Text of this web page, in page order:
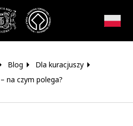
okno
Blog
Dla kuracjuszy
na czym polega?